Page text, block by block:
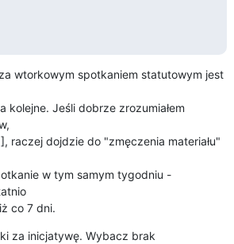
wtorkowym spotkaniem statutowym jest
kolejne. Jeśli dobrze zrozumiałem
raczej dojdzie do "zmęczenia materiału"
w tym samym tygodniu -
co 7 dni.
za inicjatywę. Wybacz brak